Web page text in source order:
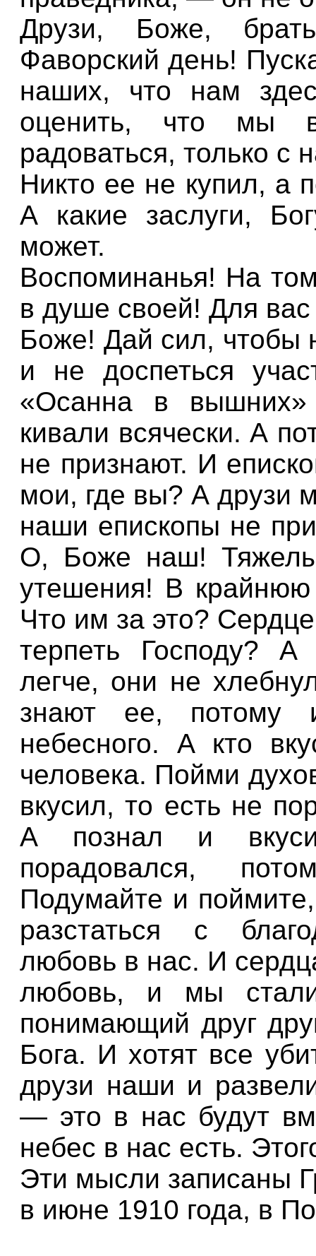
Друзи, Боже,
Фаворский день!
наших, что нам
оценить, что мы
радоваться, только с
Никто ее не купил, а
А какие заслуги,
может.
Воспоминанья! На
в душе своей! Для
Боже! Дай сил, чтобы
и не доспеться
«Осанна в
кивали всячески. А
не признают. И
мои, где вы? А друзи
наши епископы не
О, Боже наш! Тяжелы
утешения! В крайнюю
Что им за это?
терпеть Господу?
легче, они не
знают ее, потому
небесного. А кто
человека. Пойми
вкусил, то есть не
А познал и
порадовался,
Подумайте и
разстаться с
любовь в нас. И
любовь, и мы
понимающий друг
Бога. И хотят все
друзи наши и
— это в нас будут
небес в нас есть.
Эти мысли записаны
в июне 1910 года, в